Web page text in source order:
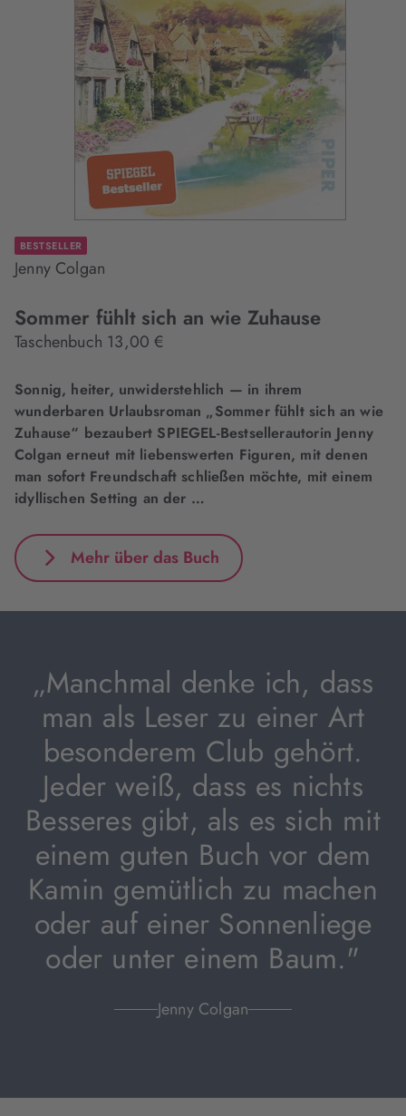
BESTSELLER
Jenny Colgan
Sommer fühlt sich an wie Zuhause
Taschenbuch 13,00 €
Sonnig, heiter, unwiderstehlich — in ihrem
wunderbaren Urlaubsroman „Sommer fühlt sich an wie
Zuhause“ bezaubert SPIEGEL-Bestsellerautorin Jenny
Colgan erneut mit liebenswerten Figuren, mit denen
man sofort Freundschaft schließen möchte, mit einem
idyllischen Setting an der …
Mehr über das Buch
„Manchmal denke ich, dass
man als Leser zu einer Art
besonderem Club gehört.
Jeder weiß, dass es nichts
Besseres gibt, als es sich mit
einem guten Buch vor dem
Kamin gemütlich zu machen
oder auf einer Sonnenliege
oder unter einem Baum."
Jenny Colgan